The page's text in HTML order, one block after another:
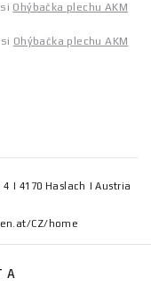
Ohýbačka plechu AKM
Ohýbačka plechu AKM
| 4170 Haslach | Austria
CZ/home
A